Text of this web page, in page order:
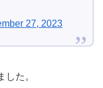
27, 2023
た。